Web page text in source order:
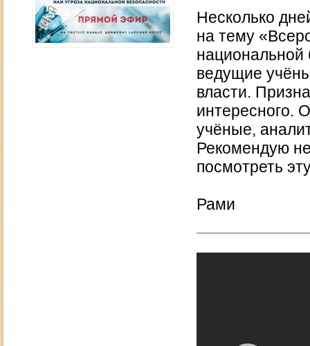
Несколько
на тему
национальной
ведущие
власти.
интересного.
учёные,
Рекомендую
посмотреть
Рами